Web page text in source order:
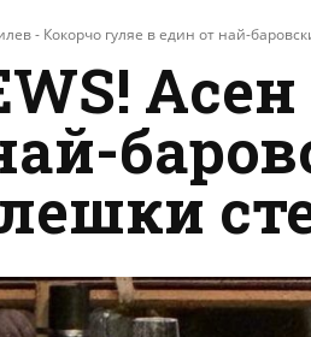
- Кокорчо гуляе в един от най-